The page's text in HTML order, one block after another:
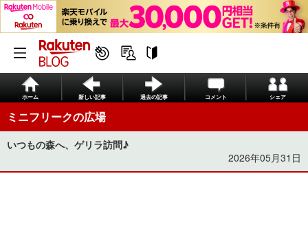
ホーム 新しい記事 過去の記事 コメント シェア
ミニフリークの広場
いつもの森へ、ゲリラ訪問♪
2026年05月31日